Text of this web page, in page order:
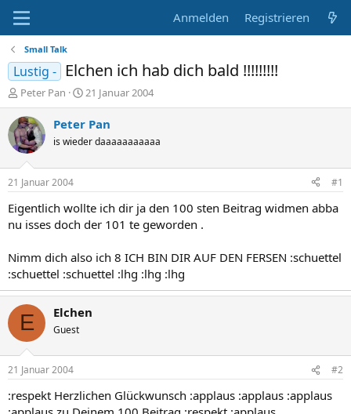
Anmelden Registrieren
Small Talk
Lustig - Elchen ich hab dich bald !!!!!!!!!
E
r
s
t
e
e
r
Peter Pan
E
r
s
e
t
a
m
21 Januar 2004
Peter Pan
is wieder daaaaaaaaaaa
21 Januar 2004 #1
Eigentlich wollte ich dir ja den 100 sten Beitrag widmen abba
nu isses doch der 101 te geworden .
Nimm dich also ich 8 ICH BIN DIR AUF DEN FERSEN :schuettel
:schuettel :schuettel :lhg :lhg :lhg
E Elchen
Guest
21 Januar 2004 #2
:respekt Herzlichen Glückwunsch :applaus :applaus :applaus